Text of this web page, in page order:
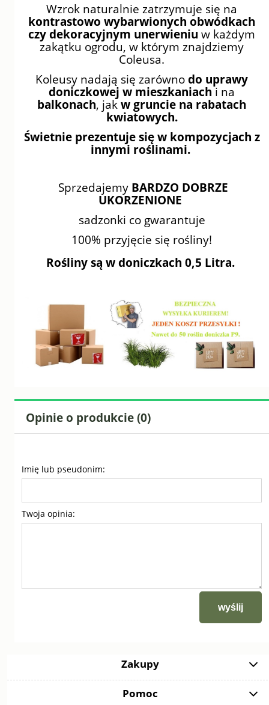
Wzrok naturalnie zatrzymuje się na
kontrastowo wybarwionych obwódkach
czy dekoracyjnym unerwieniu w każdym
zakątku ogrodu, w którym znajdziemy
Coleusa.
Koleusy nadają się zarówno do uprawy
doniczkowej w mieszkaniachi na
balkonach, jak w gruncie na rabatach
kwiatowych.
Świetnie prezentuje się w kompozycjach z
innymi roślinami.
Sprzedajemy BARDZO DOBRZE
UKORZENIONE
sadzonki co gwarantuje
100% przyjęcie się rośliny!
Rośliny są w doniczkach 0,5 Litra.
Opinie o produkcie (0)
Imię lub pseudonim:
Twoja opinia:
wyślij
Zakupy
Pomoc